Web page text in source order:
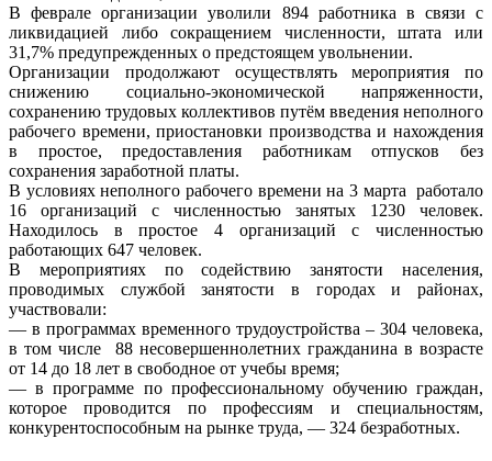
В феврале организации уволили 894 работника в связи с
ликвидацией либо сокращением численности, штата или
31,7% предупрежденных о предстоящем увольнении.
Организации продолжают осуществлять мероприятия по
снижению социально-экономической напряженности,
сохранению трудовых коллективов путём введения неполного
рабочего времени, приостановки производства и нахождения
в простое, предоставления работникам отпусков без
сохранения заработной платы.
В условиях неполного рабочего времени на 3 марта работало
16 организаций с численностью занятых 1230 человек.
Находилось в простое 4 организаций с численностью
работающих 647 человек.
В мероприятиях по содействию занятости населения,
проводимых службой занятости в городах и районах,
участвовали:
— в программах временного трудоустройства – 304 человека,
в том числе 88 несовершеннолетних гражданина в возрасте
от 14 до 18 лет в свободное от учебы время;
— в программе по профессиональному обучению граждан,
которое проводится по профессиям и специальностям,
конкурентоспособным на рынке труда, — 324 безработных.